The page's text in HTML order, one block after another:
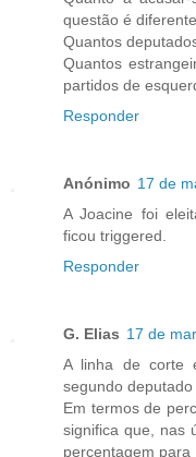
questão é
Quantos
Quantos
partidos de
Responder
Anónimo 17 de
A Joacine foi
ficou triggered.
Responder
G. Elias 17 de
A linha de corte
segundo
Em termos de
significa que, nas
percentagem